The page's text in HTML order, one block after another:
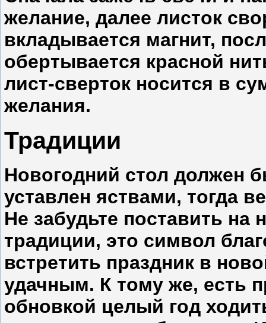
желание, далее листок
вкладывается магнит,
обертывается красной
лист-сверток носится в
желания.
Традиции
Новогодний стол должен
уставлен яствами, тогда
Не забудьте поставить на
традиции, это символ
встретить праздник в
удачным. К тому же, есть
обновкой целый год